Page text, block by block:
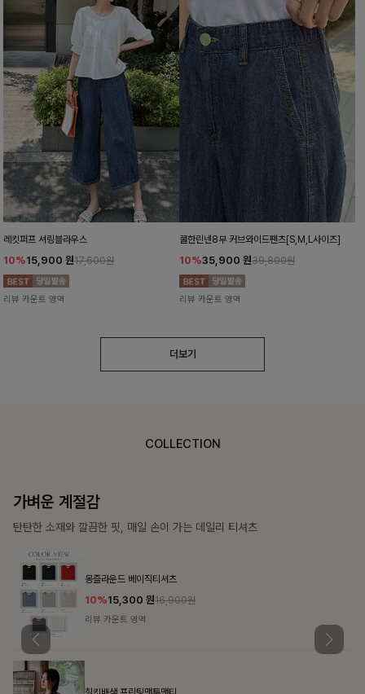
레킷퍼프 셔링블라우스
10%15,900 원17,600원
리뷰 카운트 영역
쿨한린넨8부 커브와이드팬츠[S,M,L사이즈]
10%35,900 원39,800원
리뷰 카운트 영역
더보기
COLLECTION
가장 쉬운 코디
특별한 날부터 일상까지 함께하는 룩